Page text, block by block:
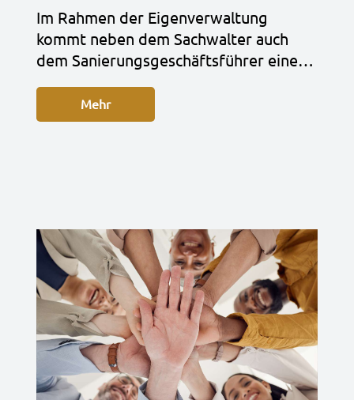
Im Rah­men der Eigen­ver­wal­tung
kommt neben dem Sach­wal­ter auch
dem Sanie­rungs­ge­schäfts­füh­rer eine…
Mehr